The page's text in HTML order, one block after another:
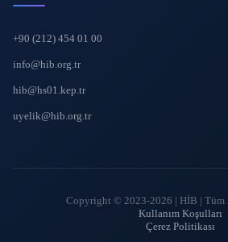
+90 (212) 454 01 00
info@hib.org.tr
hib@hs01.kep.tr
uyelik@hib.org.tr
Copyright © 2023-2026 | HİB | Tüm
Kullanım Koşulları
Çerez Politikası